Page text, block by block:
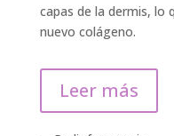
capas de la dermis, lo
nuevo colágeno.
Leer más